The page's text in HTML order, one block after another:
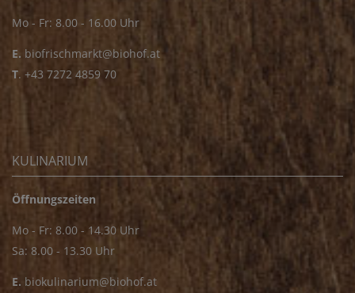
Mo - Fr: 8.00 - 16.00 Uhr
E. biofrischmarkt@biohof.at
T. +43 7272 4859 70
KULINARIUM
Öffnungszeiten
Mo - Fr: 8.00 - 14.30 Uhr
Sa: 8.00 - 13.30 Uhr
E. biokulinarium@biohof.at